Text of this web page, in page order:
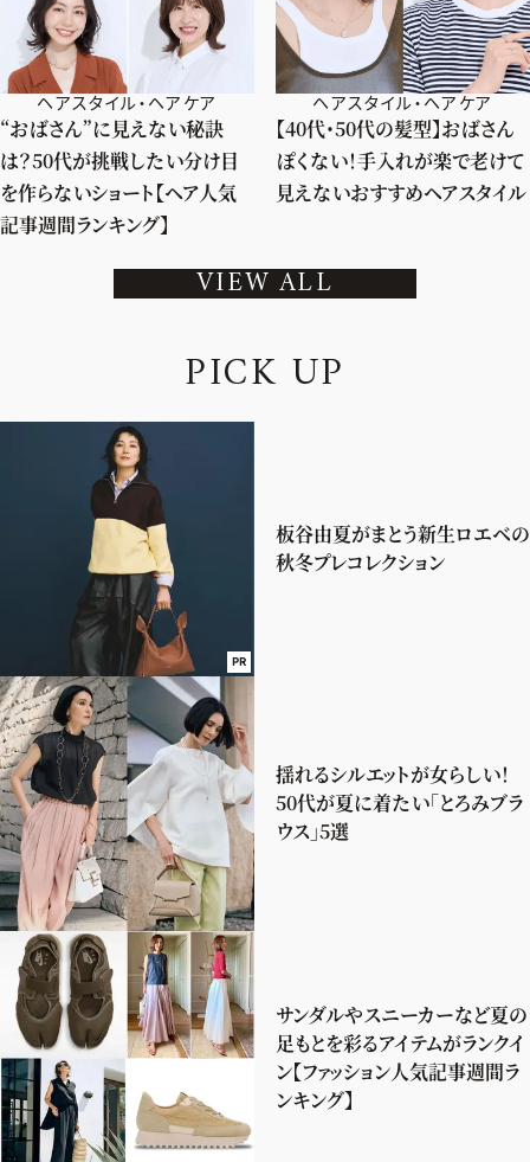
ヘアスタイル・ヘアケア
“おばさん”に見えない秘訣
は？50代が挑戦したい分け目
を作らないショート【ヘア人気
記事週間ランキング】
ヘアスタイル・ヘアケア
【40代・50代の髪型】おばさん
ぽくない！手入れが楽で老けて
見えないおすすめヘアスタイル
VIEW ALL
PICK UP
PR
板谷由夏がまとう新生ロエベの
秋冬プレコレクション
揺れるシルエットが女らしい！
50代が夏に着たい「とろみブラ
ウス」5選
サンダルやスニーカーなど夏の
足もとを彩るアイテムがランクイ
ン【ファッション人気記事週間ラ
ンキング】